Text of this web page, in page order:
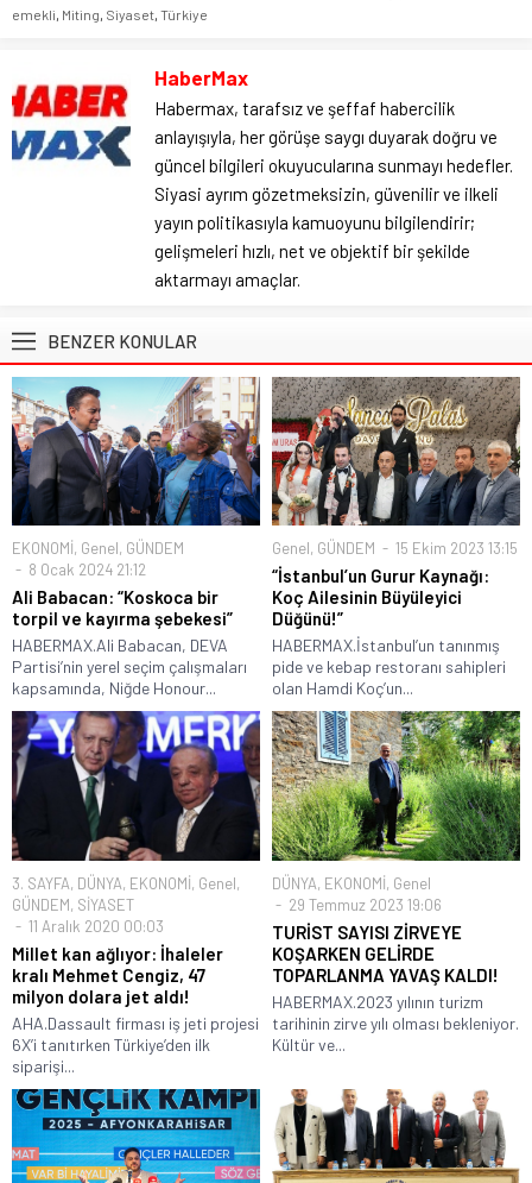
emekli, Miting, Siyaset, Türkiye
HaberMax
Habermax, tarafsız ve şeffaf habercilik
anlayışıyla, her görüşe saygı duyarak doğru ve
güncel bilgileri okuyucularına sunmayı hedefler.
Siyasi ayrım gözetmeksizin, güvenilir ve ilkeli
yayın politikasıyla kamuoyunu bilgilendirir;
gelişmeleri hızlı, net ve objektif bir şekilde
aktarmayı amaçlar.
BENZER KONULAR
EKONOMİ, Genel, GÜNDEM
8 Ocak 2024 21:12
Ali Babacan: “Koskoca bir
torpil ve kayırma şebekesi”
HABERMAX.Ali Babacan, DEVA
Partisi’nin yerel seçim çalışmaları
kapsamında, Niğde Honour...
Genel, GÜNDEM 15 Ekim 2023 13:15
“İstanbul’un Gurur Kaynağı:
Koç Ailesinin Büyüleyici
Düğünü!”
HABERMAX.İstanbul’un tanınmış
pide ve kebap restoranı sahipleri
olan Hamdi Koç’un...
3. SAYFA, DÜNYA, EKONOMİ, Genel,
GÜNDEM, SİYASET
11 Aralık 2020 00:03
Millet kan ağlıyor: İhaleler
kralı Mehmet Cengiz, 47
milyon dolara jet aldı!
AHA.Dassault firması iş jeti projesi
6X’i tanıtırken Türkiye’den ilk
siparişi...
DÜNYA, EKONOMİ, Genel
29 Temmuz 2023 19:06
TURİST SAYISI ZİRVEYE
KOŞARKEN GELİRDE
TOPARLANMA YAVAŞ KALDI!
HABERMAX.2023 yılının turizm
tarihinin zirve yılı olması bekleniyor.
Kültür ve...